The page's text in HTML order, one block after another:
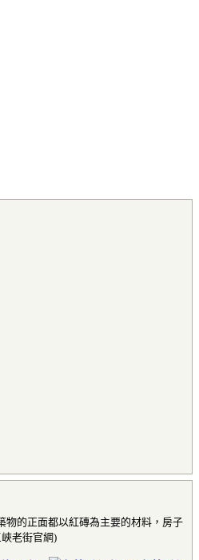
物的正面都以紅磚為主要的材料，房子
老街官網)